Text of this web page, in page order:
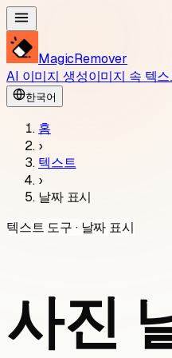
MagicRemover
AI 이미지 생성이미지 속 텍
한국어
홈
›
텍스트
›
날짜 표시
텍스트 도구 · 날짜 표시
사진